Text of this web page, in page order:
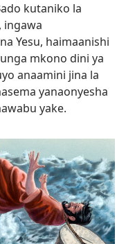
kutaniko la
ingawa
Yesu, haimaanishi
mkono dini ya
anaamini jina la
yanaonyesha
yake.